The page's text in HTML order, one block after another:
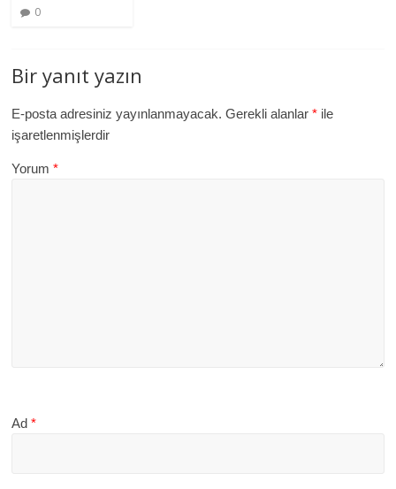
0
Bir yanıt yazın
E-posta adresiniz yayınlanmayacak. Gerekli alanlar* ile
işaretlenmişlerdir
Yorum*
Ad*